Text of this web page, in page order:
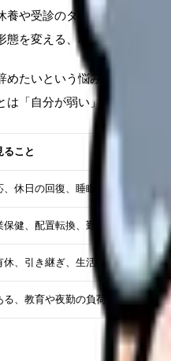
養や受診のタイミングを逃
態を変える、相談先を変える
めたいという悩みは、本人
は「自分が弱い」と決めるこ
ること
休日の回復、睡眠・食欲
保健、配置転換、勤務軽減、ハラ
休、引き継ぎ、生活費
る、教育や夜勤の負荷が段階化され